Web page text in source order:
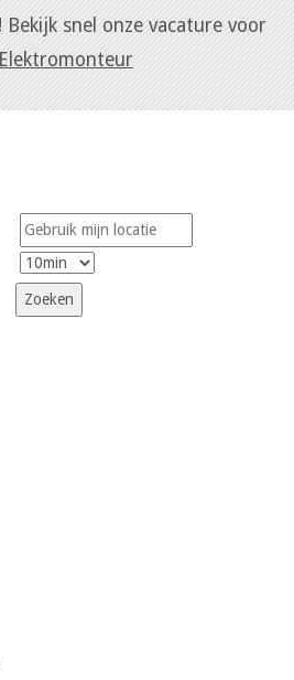
Bekijk snel onze vacature voor